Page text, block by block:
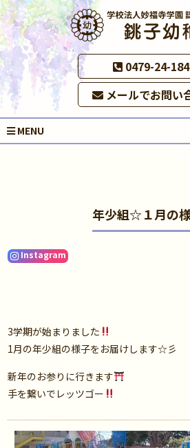
0479-24-
メールでお問い
MENU
年少組☆１月の
Instagram
3学期が始まりました
1月の年少組の様子をお届けします☆彡
新年のお参りに行きます
手を繋いでレッツゴー